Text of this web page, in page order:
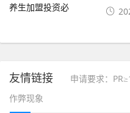
友情链接
申请要求：
作弊现象